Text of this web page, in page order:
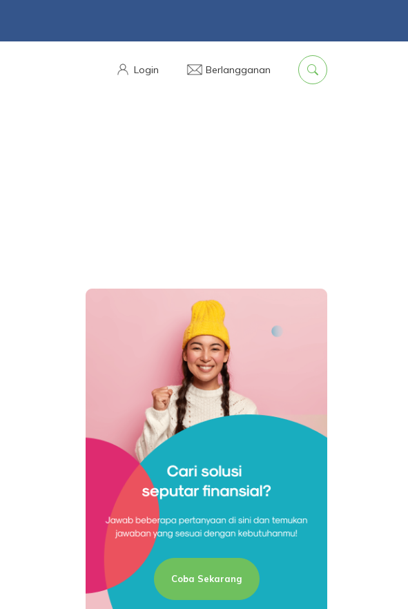
Login Berlangganan
Coba Sekarang